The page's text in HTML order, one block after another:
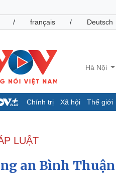
/ français / Deutsch
Hà Nội
Chính trị Xã hội Thế giới
nhân sự
diện sự thật
Dấu ấn
LUẬT
an Bình